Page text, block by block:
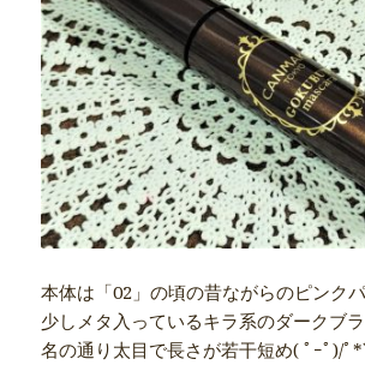
本体は「02」の頃の昔ながらのピンクパ
少しメタ入っているキラ系のダークブ
名の通り太目で長さが若干短め( ﾟｰﾟ)/ﾟ